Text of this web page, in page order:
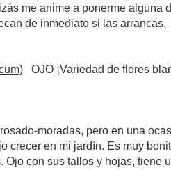
me anime a ponerme
de inmediato si las arrancas.
OJO ¡Variedad de flores
moradas, pero en una
crecer en mi jardín. Es muy
con sus tallos y hojas, tiene